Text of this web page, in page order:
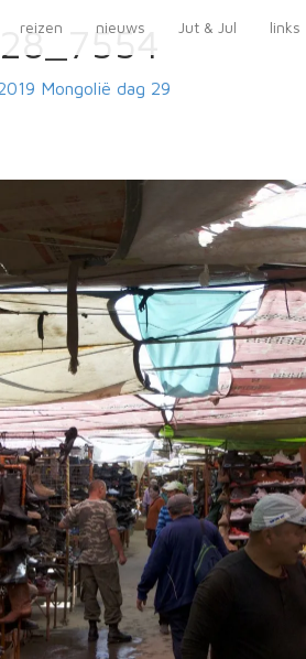
Jul op reis
reizen nieuws Jut & Jul links
Mongolië dag 29